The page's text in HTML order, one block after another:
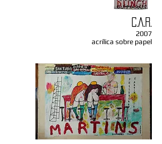
C.A.R.
2007
acrílica sobre papel